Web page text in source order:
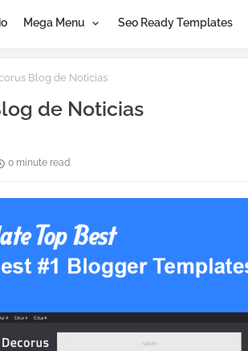
Mega Menu Seo Ready Templates
Blog de Noticias
de Noticias
0 minute read